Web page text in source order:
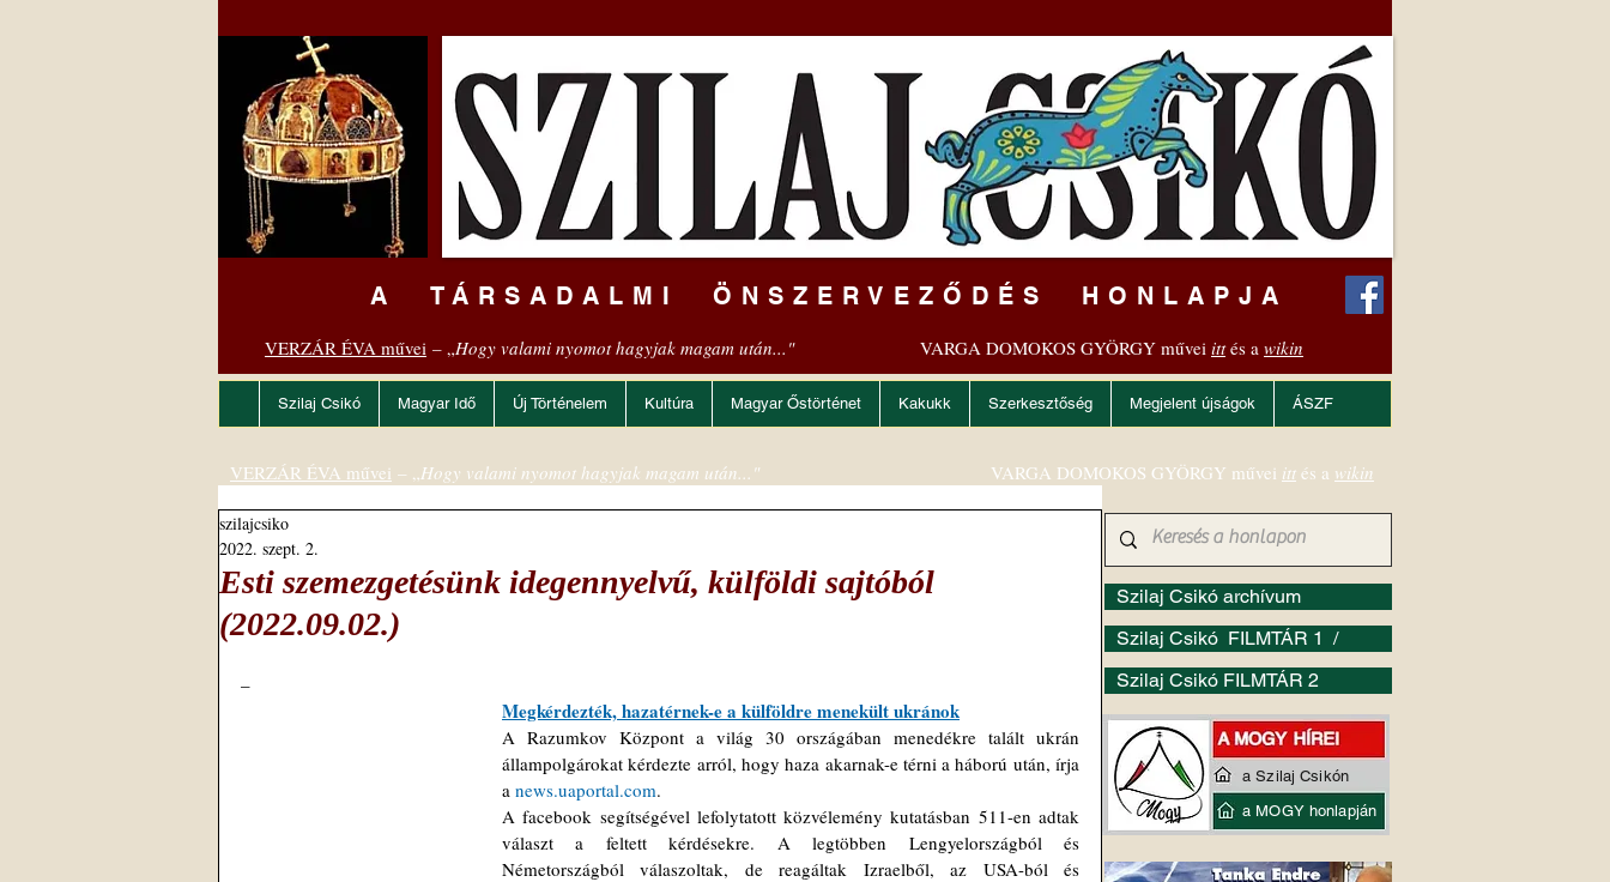
A TÁRSADALMI ÖNSZERVEZŐDÉS HONLAPJA
VERZÁR ÉVA művei – „Hogy valami nyomot hagyjak magam után..." VARGA DOMOKOS GYÖRGY művei ittés a wikin
Szilaj Csikó Magyar Idő Új Történelem Kultúra Magyar Őstörténet Kakukk Szerkesztőség Megjelent újságok ÁSZF
Esti szemezgetésünk idegennyelvű, külföldi sajtóból
(2022.09.02.)
szilajcsiko
2022. szept. 2.
–
Megkérdezték, hazatérnek-e a külföldre menekült ukránok
A Razumkov Központ a világ 30 országában menedékre talált ukrán
állampolgárokat kérdezte arról, hogy haza akarnak-e térni a háború után, írja
a news.uaportal.com.
A facebook segítségével lefolytatott közvélemény kutatásban 511-en adtak
választ a feltett kérdésekre. A legtöbben Lengyelországból és
Németországból válaszoltak, de reagáltak Izraelből, az USA-ból és
Szilaj Csikó archívum
Szilaj Csikó FILMTÁR 1 /
Szilaj Csikó FILMTÁR 2
VERZÁR ÉVA művei – „Hogy valami nyomot hagyjak magam után..." VARGA DOMOKOS GYÖRGY művei itt és a wikin
a Szilaj Csikón
a MOGY honlapján